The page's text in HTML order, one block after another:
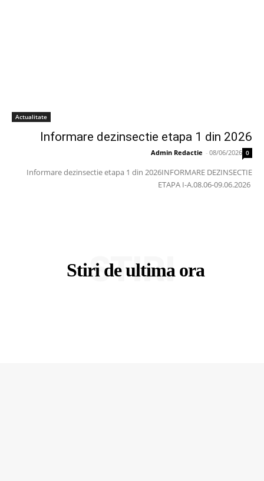
Actualitate
Informare dezinsectie etapa 1 din 2026
Admin Redactie - 08/06/2026 0
Informare dezinsectie etapa 1 din 2026INFORMARE DEZINSECTIE
ETAPA I-A.08.06-09.06.2026
Stiri de ultima ora
STIRI